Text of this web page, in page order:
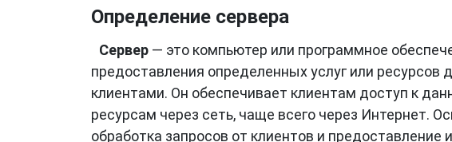
Определение сервера
Сервер — это компьютер или программное
предоставления определенных услуг или
клиентами. Он обеспечивает клиентам доступ к
ресурсам через сеть, чаще всего через Интернет.
обработка запросов от клиентов и